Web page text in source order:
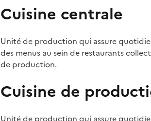
Cuisine centrale
Unité de production qui assure
des menus au sein de restaurants
de production.
Cuisine de
Unité de production qui assure